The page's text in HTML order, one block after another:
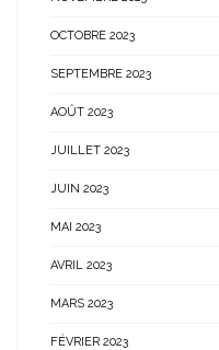
OCTOBRE 2023
SEPTEMBRE 2023
AOÛT 2023
JUILLET 2023
JUIN 2023
MAI 2023
AVRIL 2023
MARS 2023
FÉVRIER 2023